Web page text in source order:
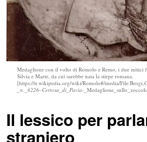
Medaglione con il volto di Romolo e Remo, i due mitici
Silvia e Marte, da cui sarebbe nata la stirpe romana.
[https://it.wikipedia.org/wiki/Romolo#/media/File:Brogi,
_n._8226–Certosa_di_Pavia-
Il lessico per
straniero